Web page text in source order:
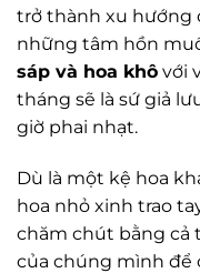
trở thành xu hướng
những tâm hồn
sáp và hoa khô với
tháng sẽ là sứ giả
giờ phai nhạt.
Dù là một kệ hoa
hoa nhỏ xinh trao
chăm chút bằng cả
của chúng mình để